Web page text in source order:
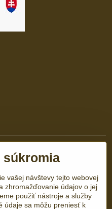
vašej návštevy tejto webovej
zhromažďovanie údajov o jej
použiť nástroje a služby
údaje sa môžu preniesť k